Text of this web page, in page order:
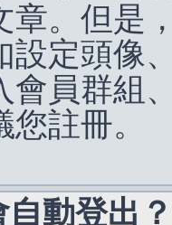
章。但是
設定頭像
會員群組
註冊。
動登出？